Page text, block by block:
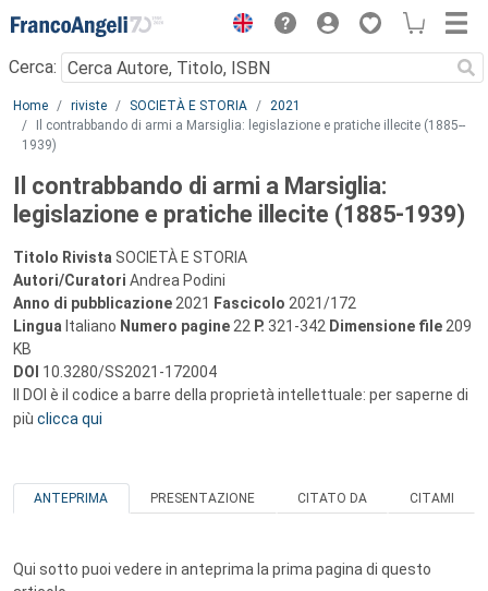
Menu
Cerca:
Main content
Home riviste SOCIETÀ E STORIA
2021
Il contrabbando di armi a Marsiglia: legislazione e pratiche illecite (1885-­
1939)
Il contrabbando di armi a Marsiglia:
legislazione e pratiche illecite (1885-­1939)
Titolo Rivista SOCIETÀ E STORIA
Autori/Curatori Andrea Podini
Anno di pubblicazione 2021 Fascicolo 2021/172
Lingua Italiano Numero pagine 22 P. 321-342 Dimensione file 209
KB
DOI 10.3280/SS2021-172004
Il DOI è il codice a barre della proprietà intellettuale: per saperne di
più clicca qui
ANTEPRIMA PRESENTAZIONE CITATO DA CITAMI
Qui sotto puoi vedere in anteprima la prima pagina di questo